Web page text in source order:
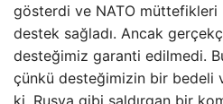
gösterdi ve NATO
destek sağladı. Ancak
desteğimiz garanti edilmedi.
çünkü desteğimizin bir bedeli
ki, Rusya gibi saldırgan bir